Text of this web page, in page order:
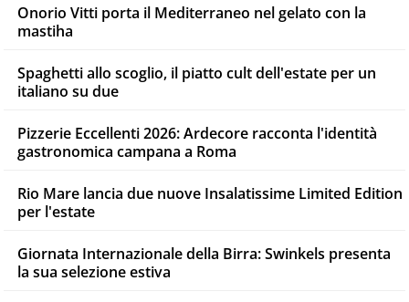
Onorio Vitti porta il Mediterraneo nel gelato con la
mastiha
Spaghetti allo scoglio, il piatto cult dell'estate per un
italiano su due
Pizzerie Eccellenti 2026: Ardecore racconta l'identità
gastronomica campana a Roma
Rio Mare lancia due nuove Insalatissime Limited Edition
per l'estate
Giornata Internazionale della Birra: Swinkels presenta
la sua selezione estiva